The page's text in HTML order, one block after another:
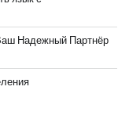
Надежный Партнёр